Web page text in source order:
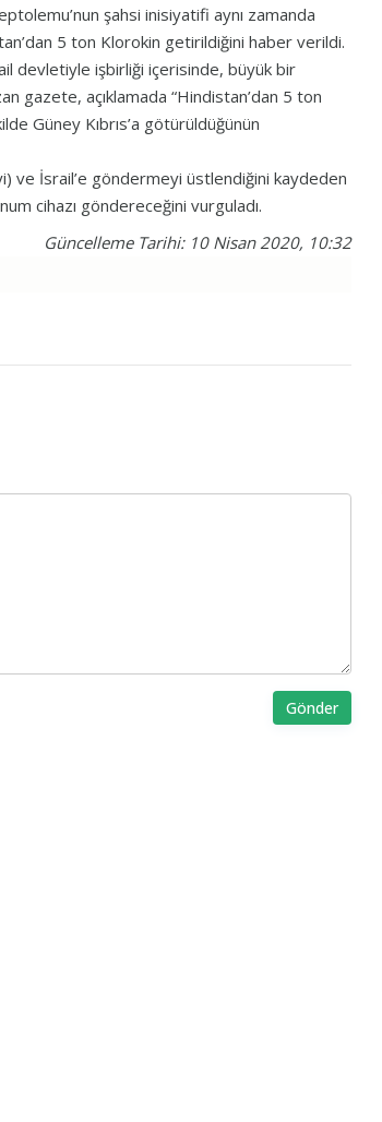
şahsi inisiyatifi aynı zamanda
5 ton Klorokin getirildiğini haber verildi.
devletiyle işbirliği içerisinde, büyük bir
gazete, açıklamada “Hindistan’dan 5 ton
Güney Kıbrıs’a götürüldüğünün
ve İsrail’e göndermeyi üstlendiğini kaydeden
cihazı göndereceğini vurguladı.
Güncelleme Tarihi: 10 Nisan 2020, 10:32
Gönder